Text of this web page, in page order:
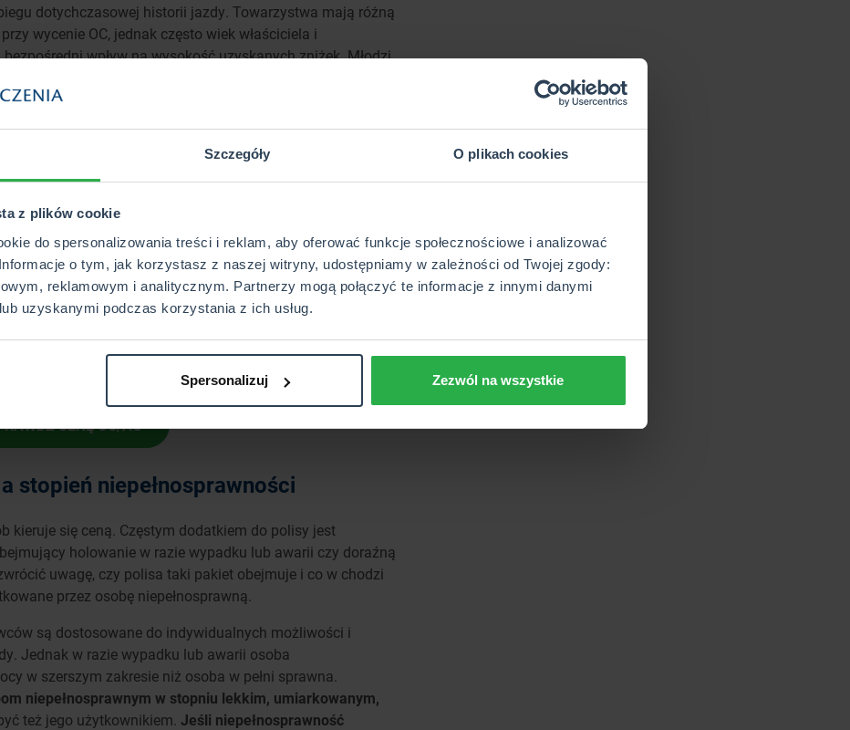
Szczegóły O plikach cookies
z plików cookie
do spersonalizowania treści i reklam, aby oferować funkcje społecznościowe i analizować
o tym, jak korzystasz z naszej witryny, udostępniamy w zależności od Twojej zgody:
reklamowym i analitycznym. Partnerzy mogą połączyć te informacje z innymi danymi
uzyskanymi podczas korzystania z ich usług.
Spersonalizuj Zezwól na wszystkie
dotychczasowej historii jazdy. Towarzystwa mają różną
wycenie OC, jednak często wiek właściciela i
wpływ na wysokość uzyskanych zniżek. Młodzi
są zwyżkami. Często praktykowanym sposobem na
współwłaściciela pojazdu osoby doświadczonej,
one na wysokość polisy.
aut. Można więc np. dopisać do dowodu
do samochodu rodzica, aby mogło już zacząć
lub inną, bliską osobę. Należy jednak pamiętać, że
ze współwłaścicieli, utrata zniżek dotyczy wszystkich
CENĘ OC/AC
stopień niepełnosprawności
kieruje się ceną. Częstym dodatkiem do polisy jest
holowanie w razie wypadku lub awarii czy doraźną
uwagę, czy polisa taki pakiet obejmuje i co w chodzi
przez osobę niepełnosprawną.
są dostosowane do indywidualnych możliwości i
Jednak w razie wypadku lub awarii osoba
w szerszym zakresie niż osoba w pełni sprawna.
niepełnosprawnym w stopniu lekkim, umiarkowanym,
też jego użytkownikiem. Jeśli niepełnosprawność